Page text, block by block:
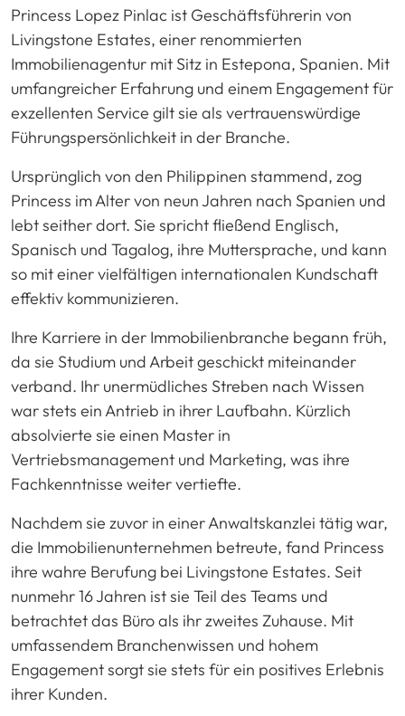
Princess Lopez Pinlac ist Geschäftsführerin von
Livingstone Estates, einer renommierten
Immobilienagentur mit Sitz in Estepona, Spanien. Mit
umfangreicher Erfahrung und einem Engagement für
exzellenten Service gilt sie als vertrauenswürdige
Führungspersönlichkeit in der Branche.
Ursprünglich von den Philippinen stammend, zog
Princess im Alter von neun Jahren nach Spanien und
lebt seither dort. Sie spricht fließend Englisch,
Spanisch und Tagalog, ihre Muttersprache, und kann
so mit einer vielfältigen internationalen Kundschaft
effektiv kommunizieren.
Ihre Karriere in der Immobilienbranche begann früh,
da sie Studium und Arbeit geschickt miteinander
verband. Ihr unermüdliches Streben nach Wissen
war stets ein Antrieb in ihrer Laufbahn. Kürzlich
absolvierte sie einen Master in
Vertriebsmanagement und Marketing, was ihre
Fachkenntnisse weiter vertiefte.
Nachdem sie zuvor in einer Anwaltskanzlei tätig war,
die Immobilienunternehmen betreute, fand Princess
ihre wahre Berufung bei Livingstone Estates. Seit
nunmehr 16 Jahren ist sie Teil des Teams und
betrachtet das Büro als ihr zweites Zuhause. Mit
umfassendem Branchenwissen und hohem
Engagement sorgt sie stets für ein positives Erlebnis
ihrer Kunden.